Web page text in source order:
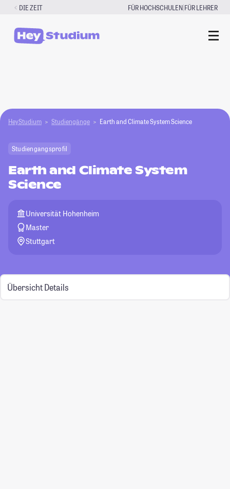
Zum
springen
DIE ZEIT FÜR HOCHSCHULEN|FÜR LEHRER
HeyStudium Studiengänge Earth and Climate System Science
Studiengangsprofil
Earth and Climate System
Science
Universität Hohenheim
Master
Stuttgart
Übersicht Details